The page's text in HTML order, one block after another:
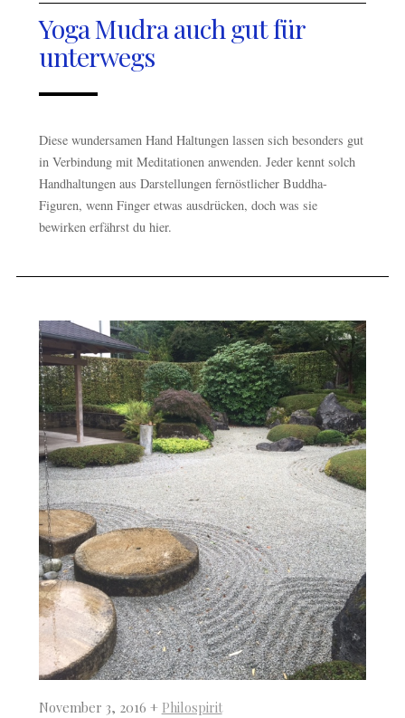
Yoga Mudra auch gut für
unterwegs
Diese wundersamen Hand Haltungen lassen sich besonders gut
in Verbindung mit Meditationen anwenden. Jeder kennt solch
Handhaltungen aus Darstellungen fernöstlicher Buddha-
Figuren, wenn Finger etwas ausdrücken, doch was sie
bewirken erfährst du hier.
November 3, 2016 + Philospirit